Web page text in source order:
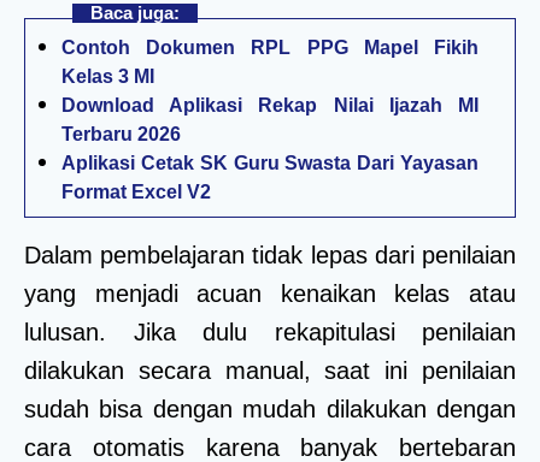
Baca juga:
Contoh Dokumen RPL PPG Mapel Fikih
Kelas 3 MI
Download Aplikasi Rekap Nilai Ijazah MI
Terbaru 2026
Aplikasi Cetak SK Guru Swasta Dari Yayasan
Format Excel V2
Dalam pembelajaran tidak lepas dari penilaian
yang menjadi acuan kenaikan kelas atau
lulusan. Jika dulu rekapitulasi penilaian
dilakukan secara manual, saat ini penilaian
sudah bisa dengan mudah dilakukan dengan
cara otomatis karena banyak bertebaran